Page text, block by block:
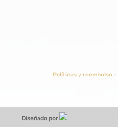
Políticas y reembolso -
Diseñado por